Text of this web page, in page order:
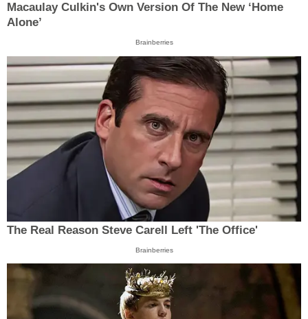
Macaulay Culkin's Own Version Of The New ‘Home
Alone’
Brainberries
The Real Reason Steve Carell Left 'The Office'
Brainberries